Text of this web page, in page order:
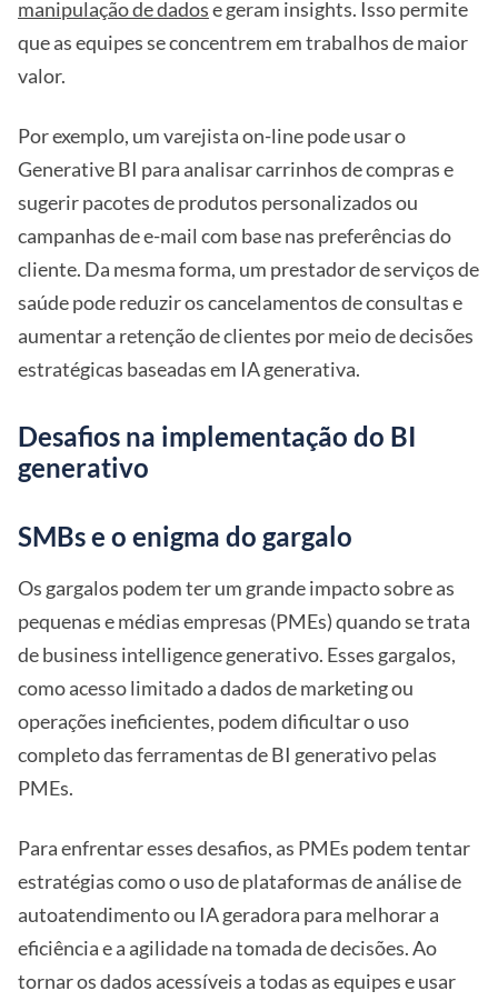
manipulação de dadose geram insights. Isso permite
que as equipes se concentrem em trabalhos de maior
valor.
Por exemplo, um varejista on-line pode usar o
Generative BI para analisar carrinhos de compras e
sugerir pacotes de produtos personalizados ou
campanhas de e-mail com base nas preferências do
cliente. Da mesma forma, um prestador de serviços de
saúde pode reduzir os cancelamentos de consultas e
aumentar a retenção de clientes por meio de decisões
estratégicas baseadas em IA generativa.
Desafios na implementação do BI
generativo
SMBs e o enigma do gargalo
Os gargalos podem ter um grande impacto sobre as
pequenas e médias empresas (PMEs) quando se trata
de business intelligence generativo. Esses gargalos,
como acesso limitado a dados de marketing ou
operações ineficientes, podem dificultar o uso
completo das ferramentas de BI generativo pelas
PMEs.
Para enfrentar esses desafios, as PMEs podem tentar
estratégias como o uso de plataformas de análise de
autoatendimento ou IA geradora para melhorar a
eficiência e a agilidade na tomada de decisões. Ao
tornar os dados acessíveis a todas as equipes e usar